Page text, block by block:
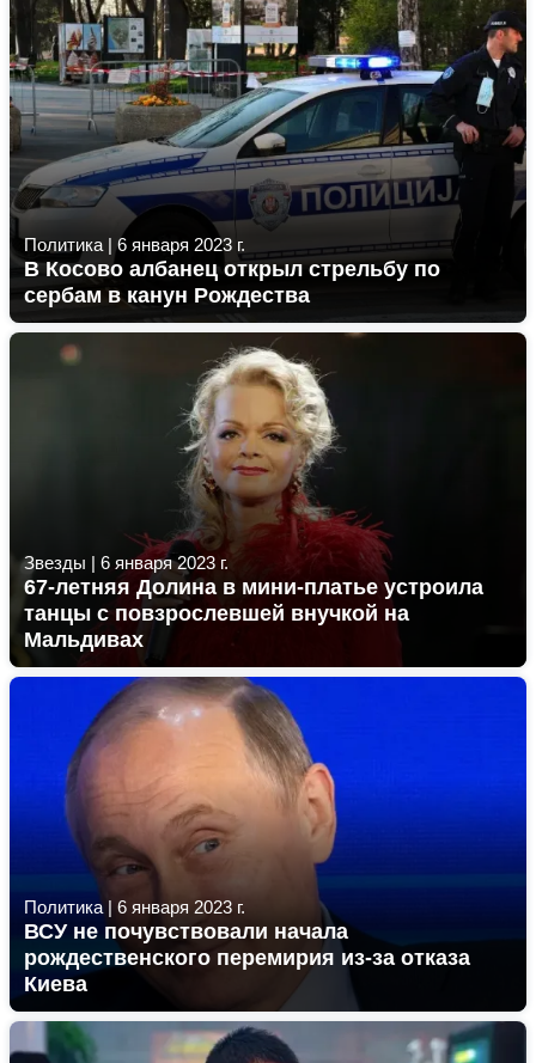
Политика | 6 января 2023 г.
В Косово албанец открыл стрельбу по
сербам в канун Рождества
Звезды | 6 января 2023 г.
67-летняя Долина в мини-платье устроила
танцы с повзрослевшей внучкой на
Мальдивах
Политика | 6 января 2023 г.
ВСУ не почувствовали начала
рождественского перемирия из-за отказа
Киева